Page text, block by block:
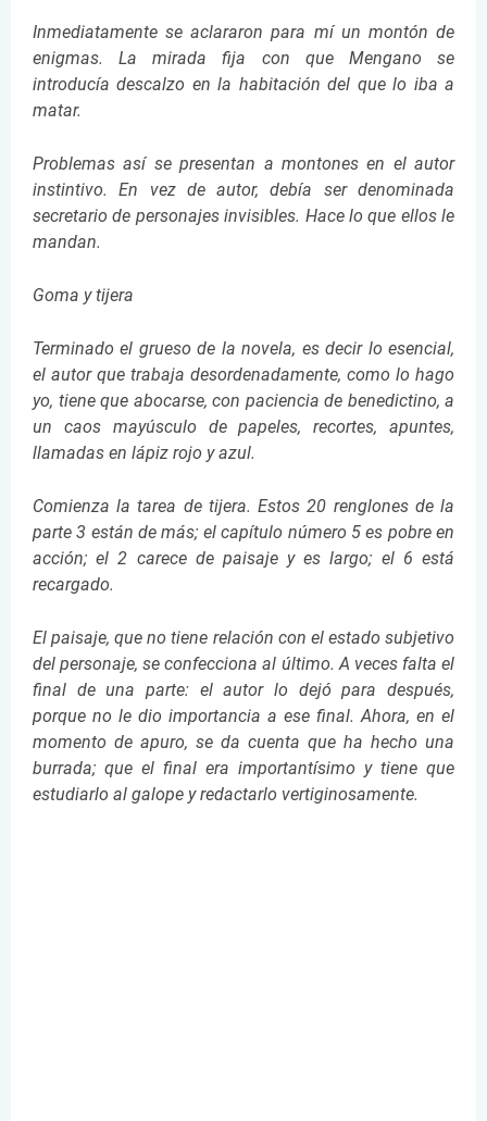
Inmediatamente se aclararon para mí un montón de
enigmas. La mirada fija con que Mengano se
introducía descalzo en la habitación del que lo iba a
matar.
Problemas así se presentan a montones en el autor
instintivo. En vez de autor, debía ser denominada
secretario de personajes invisibles. Hace lo que ellos le
mandan.
Goma y tijera
Terminado el grueso de la novela, es decir lo esencial,
el autor que trabaja desordenadamente, como lo hago
yo, tiene que abocarse, con paciencia de benedictino, a
un caos mayúsculo de papeles, recortes, apuntes,
llamadas en lápiz rojo y azul.
Comienza la tarea de tijera. Estos 20 renglones de la
parte 3 están de más; el capítulo número 5 es pobre en
acción; el 2 carece de paisaje y es largo; el 6 está
recargado.
El paisaje, que no tiene relación con el estado subjetivo
del personaje, se confecciona al último. A veces falta el
final de una parte: el autor lo dejó para después,
porque no le dio importancia a ese final. Ahora, en el
momento de apuro, se da cuenta que ha hecho una
burrada; que el final era importantísimo y tiene que
estudiarlo al galope y redactarlo vertiginosamente.